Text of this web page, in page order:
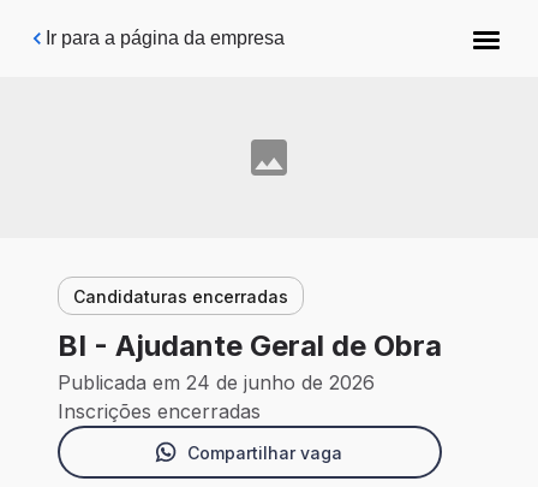
Pular para o conteúdo principal
Ir para a página da empresa
Candidaturas encerradas
BI - Ajudante Geral de Obra
Publicada em 24 de junho de 2026
Inscrições encerradas
Compartilhar vaga